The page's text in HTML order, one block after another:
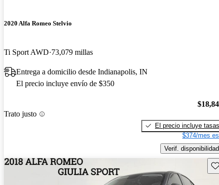
2020 Alfa Romeo Stelvio
Ti Sport AWD 73,079 millas
Entrega a domicilio desde Indianapolis, IN
El precio incluye envío de $350
Trato justo
El precio incluye tasas
$374/mes
Verif. disponibilidad